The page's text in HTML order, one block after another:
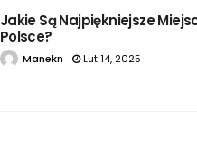
Jakie Są Najpiękniejsze
Polsce?
Manekn Lut 14, 2025